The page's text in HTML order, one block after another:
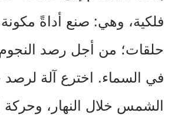
فلكية، وهي: صنع أداةً
حلقات؛ من أجل رصد النجوم
في السماء. اخترع آلة
الشمس خلال النهار، وحركة